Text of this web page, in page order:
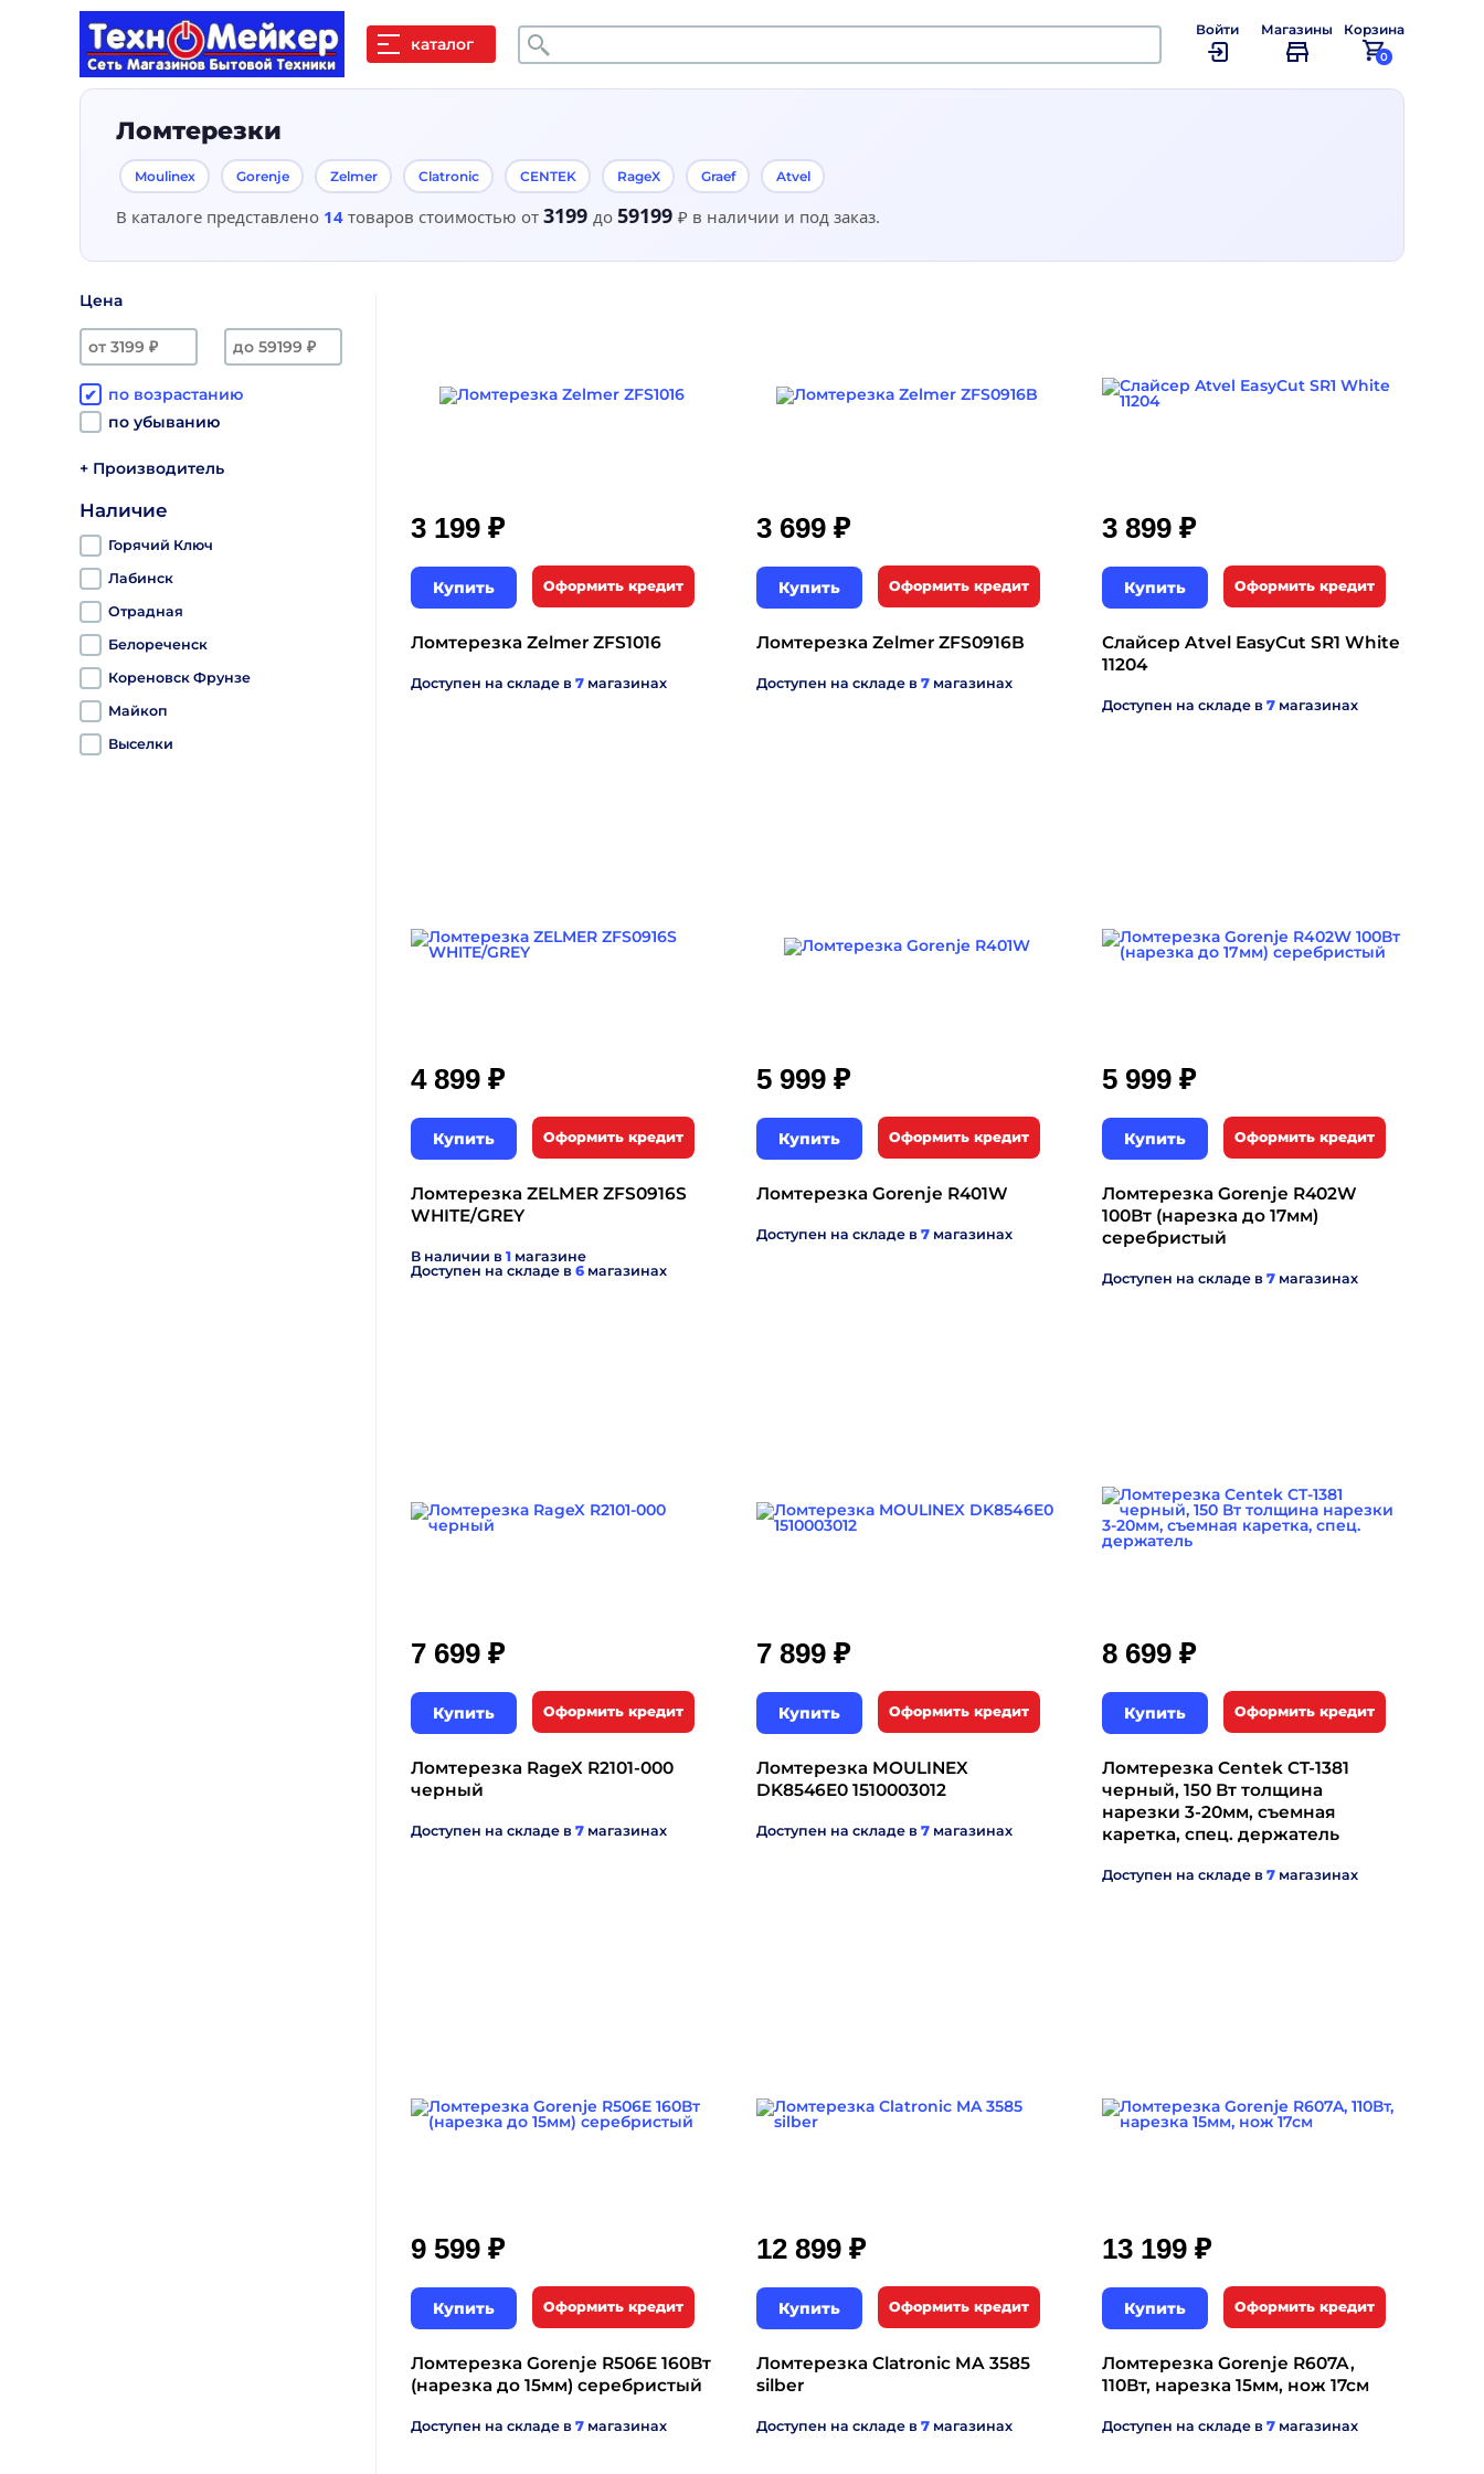
каталог Поиск Войти Магазины Корзина
0
Ломтерезки
Moulinex Gorenje Zelmer Clatronic CENTEK RageX Graef Atvel
В каталоге представлено 14 товаров стоимостью от 3199 до 59199 ₽ в наличии и под заказ.
Цена
Производитель
по возрастанию
по убыванию
Наличие
Горячий Ключ
Лабинск
Отрадная
Белореченск
Кореновск Фрунзе
Майкоп
Выселки
3 199 ₽
Купить Оформить кредит
Ломтерезка Zelmer ZFS1016
Доступен на складе в 7 магазинах
3 699₽
Купить Оформить кредит
Ломтерезка Zelmer ZFS0916B
Доступен на складе в7 магазинах
3 899₽
Купить Оформить кредит
Слайсер Atvel EasyCut SR1 White
11204
Доступен на складе в7 магазинах
4 899 ₽
Купить Оформить кредит
Ломтерезка ZELMER ZFS0916S
WHITE/GREY
В наличии в 1 магазине
Доступен на складе в 6 магазинах
5 999₽
Купить Оформить кредит
Ломтерезка Gorenje R401W
Доступен на складе в7 магазинах
5 999₽
Купить Оформить кредит
Ломтерезка Gorenje R402W
100Вт (нарезка до 17мм)
серебристый
Доступен на складе в7 магазинах
7 699 ₽
Купить Оформить кредит
Ломтерезка RageX R2101-000
черный
Доступен на складе в 7 магазинах
7 899₽
Купить Оформить кредит
Ломтерезка MOULINEX
DK8546E0 1510003012
Доступен на складе в7 магазинах
8 699₽
Купить Оформить кредит
Ломтерезка Centek CT-1381
черный, 150 Вт толщина
нарезки 3-20мм, съемная
каретка, спец. держатель
Доступен на складе в7 магазинах
9 599 ₽
Купить Оформить кредит
Ломтерезка Gorenje R506E 160Вт
(нарезка до 15мм) серебристый
Доступен на складе в 7 магазинах
12 899₽
Купить Оформить кредит
Ломтерезка Clatronic MA 3585
silber
Доступен на складе в7 магазинах
13 199₽
Купить Оформить кредит
Ломтерезка Gorenje R607A,
110Вт, нарезка 15мм, нож 17см
Доступен на складе в7 магазинах